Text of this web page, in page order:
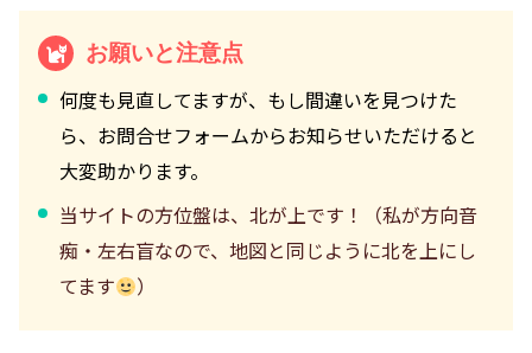
お願いと注意点
何度も見直してますが、もし間違いを見つけた
ら、お問合せフォームからお知らせいただけると
大変助かります。
当サイトの方位盤は、北が上です！（私が方向音
痴・左右盲なので、地図と同じように北を上にし
てます
）